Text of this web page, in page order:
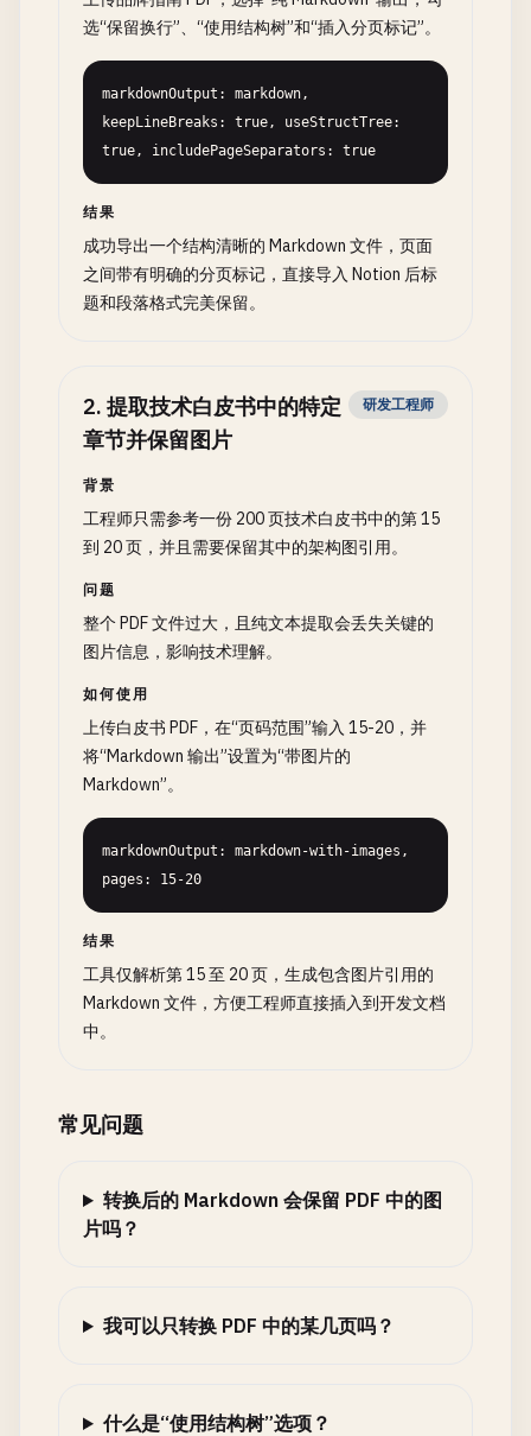
选“保留换行”、“使用结构树”和“插入分页标记”。
markdownOutput: markdown,
keepLineBreaks: true, useStructTree:
true, includePageSeparators: true
结果
成功导出一个结构清晰的 Markdown 文件，页面
之间带有明确的分页标记，直接导入 Notion 后标
题和段落格式完美保留。
2. 提取技术白皮书中的特定
章节并保留图片
研发工程师
背景
工程师只需参考一份 200 页技术白皮书中的第 15
到 20 页，并且需要保留其中的架构图引用。
问题
整个 PDF 文件过大，且纯文本提取会丢失关键的
图片信息，影响技术理解。
如何使用
上传白皮书 PDF，在“页码范围”输入 15-20，并
将“Markdown 输出”设置为“带图片的
Markdown”。
markdownOutput: markdown-with-images,
pages: 15-20
结果
工具仅解析第 15 至 20 页，生成包含图片引用的
Markdown 文件，方便工程师直接插入到开发文档
中。
常见问题
转换后的 Markdown 会保留 PDF 中的图
片吗？
我可以只转换 PDF 中的某几页吗？
什么是“使用结构树”选项？